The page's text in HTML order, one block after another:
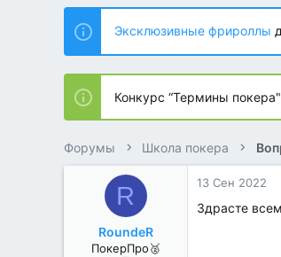
т
о
р
т
е
м
ы
т
н
а
ч
л
а
Эксклюзивные фрироллы
Конкурс “Термины
Форумы Школа покера
R
RoundeR
ПокерПро🥈
13 Сен 2022
Здрасте